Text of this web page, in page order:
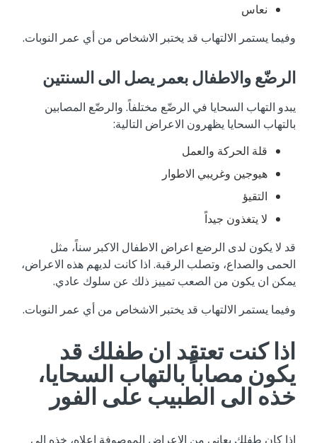
نعاس
وفيما يستمر الالتهاب قد يختبر الاشخاص من أي عمر النوبات.
الرضّع والاطفال بعمر يصل الى السنتين
يبدو التهاب السحايا في الرضّع مختلفاً. والرضّع المصابين
بالتهاب السحايا يظهرون الاعراض التالية:
قلة الحركة والعمل
هيوجين وغريبي الاطوار
التقيؤ
لا يتغذون جيداً
قد لا يكون لدى الرضع اعراض الاطفال الاكبر سناً، مثل
الحمى والصداع، وتصلب الرقبة. اذا كانت لديهم هذه الاعراض،
يمكن ان يكون من الصعب تمييز ذلك عن سلوك عادي.
وفيما يستمر الالتهاب قد يختبر الاشخاص من أي عمر النوبات.
اذا كنت تعتقد ان طفلك قد
يكون مصاباً بالتهاب السحايا،
خذه الى الطبيب على الفور
اذا كان طفلك يعاني من الاعراض الموصوفة اعلاه، خذه الى